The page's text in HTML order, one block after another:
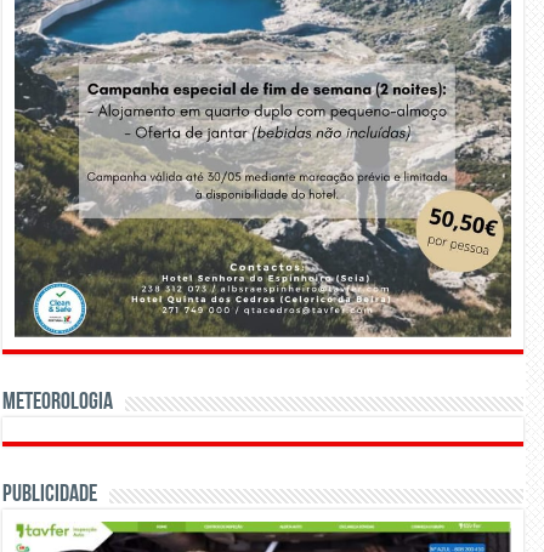
Meteorologia
Publicidade